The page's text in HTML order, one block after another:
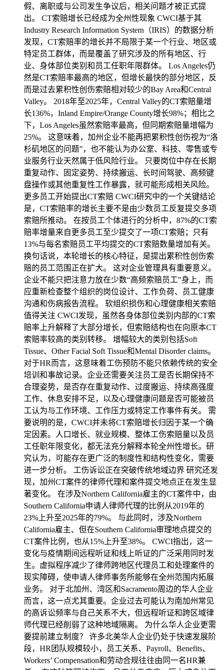
假、离职或与公司发生争议后，相关问题才被正式提
出。 CT索赔增长已经成为全州性现象 CWCI基于其
Industry Research Information System（IRIS）的数据分析
发现，CT索赔率的增长并不局限于某一个行业、地区或
特定员工群体，而是覆盖了研究涉及的所有地区、行
业、身体部位类别和员工任职年限群体。 Los Angeles仍
然是CT索赔率最高的地区，但增长最快的部分地区，反
而是过去累积性创伤索赔相对较少的Bay Area和Central
Valley。 2018年至2025年，Central Valley的CT索赔量增
长136%，Inland Empire/Orange County增长98%；相比之
下，Los Angeles虽然索赔率最高，但同期索赔量增幅为
25%。 这意味着，加州企业不能再把累积性创伤视为“洛
杉矶地区的问题”，也不能认为办公室、科技、零售或专
业服务行业天然属于低风险行业。 只要岗位中存在长期
重复动作、固定姿势、持续搬运、长时间驾驶、高频键
盘操作或其他重复性工作暴露，就可能形成相关风险。
更多员工开始提出CT索赔 CWCI研究中的一个关键结论
是，CT索赔率的增长主要不是由少数员工反复提交多项
索赔所推动。 在按员工个体进行的分析中，87%的CT索
赔率增量来自更多员工至少提交了一项CT索赔；只有
13%与每名索赔员工平均提交的CT索赔数量增加有关。
换句话说，本轮增长的核心特征，是提出累积性创伤索
赔的员工范围正在扩大。 这对企业管理具有重要意义。
企业不能只把注意力放在少数“高频索赔员工”身上，而
应重新检查整个组织的岗位设计、工作负荷、员工健康
沟通和伤病报告流程。 软组织损伤和心理健康相关索赔
值得关注 CWCI发现，虽然各身体部位类别内部的CT索
赔率上升解释了大部分增长，但索赔结构也在向原本CT
索赔率较高的类别转移。 增幅较大的类别包括Soft
Tissue、Other Facial Soft Tissue和Mental Disorder claims。
对于HR而言，这意味着工伤预防不能只依赖传统的安全
培训和事故记录。企业还需要关注员工是否长期保持不
合理姿势，是否存在重复动作、过度搬运、持续高强度
工作、休息安排不足，以及心理健康问题是否可能被员
工认为与工作环境、工作压力或特定工作事件有关。 需
要说明的是，CWCI并未将CT索赔增长归因于某一个确
定因素。人口增长、就业规模、整体工伤索赔量以及员
工任职年限变化，都无法充分解释本轮全州性增长。研
究认为，可能存在更广泛的制度性和结构性变化，需要
进一步分析。 工伤诉讼正在突破传统地域边界 研究还发
现，加州CT案件的律师代理和案件提交地点正在发生显
著变化。 在涉及Northern California雇主的CT案件中，由
Southern California申请人律师代理的比例从2019年的
23%上升至2025年的79%。 与此同时，涉及Northern
California雇主、但在Southern California审理地点提交的
CT案件比例，也从15%上升至38%。 CWCI指出，这一
变化与疫情期间远程听证和线上听证的广泛采用同时发
生。虚拟程序减少了律师跨地区代理员工和处理案件的
现实障碍，使申请人律师事务所能够在全州范围内拓展
业务。 对于北加州、湾区和Sacramento周边的华人企业
而言，这一点尤其重要。企业过去可能认为南加州常见
的高诉讼频率与自己关系不大，但远程听证和跨区域律
师代理已经削弱了这种地域隔离。 为什么华人企业更需
要提前建立制度？ 许多北美华人企业仍处于快速发展阶
段，HR团队规模较小，员工关系、Payroll、Benefits、
Workers’ Compensation和劳动合规往往由同一名HR兼